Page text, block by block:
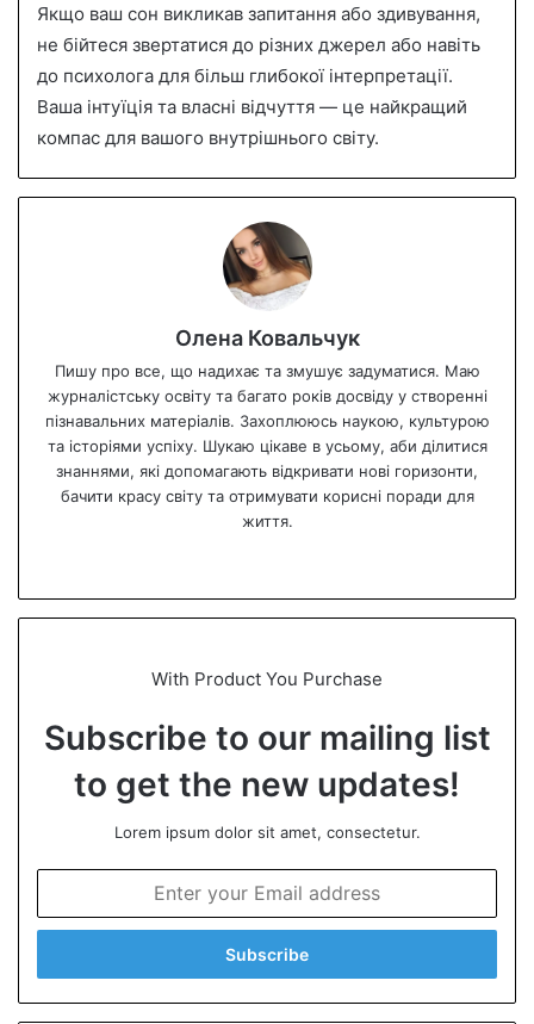
Якщо ваш сон викликав запитання або здивування,
не бійтеся звертатися до різних джерел або навіть
до психолога для більш глибокої інтерпретації.
Ваша інтуїція та власні відчуття — це найкращий
компас для вашого внутрішнього світу.
Олена Ковальчук
Пишу про все, що надихає та змушує задуматися. Маю
журналістську освіту та багато років досвіду у створенні
пізнавальних матеріалів. Захоплююсь наукою, культурою
та історіями успіху. Шукаю цікаве в усьому, аби ділитися
знаннями, які допомагають відкривати нові горизонти,
бачити красу світу та отримувати корисні поради для
життя.
te
With Product You Purchase
Subscribe to our mailing list
to get the new updates!
Lorem ipsum dolor sit amet, consectetur.
t
r
y